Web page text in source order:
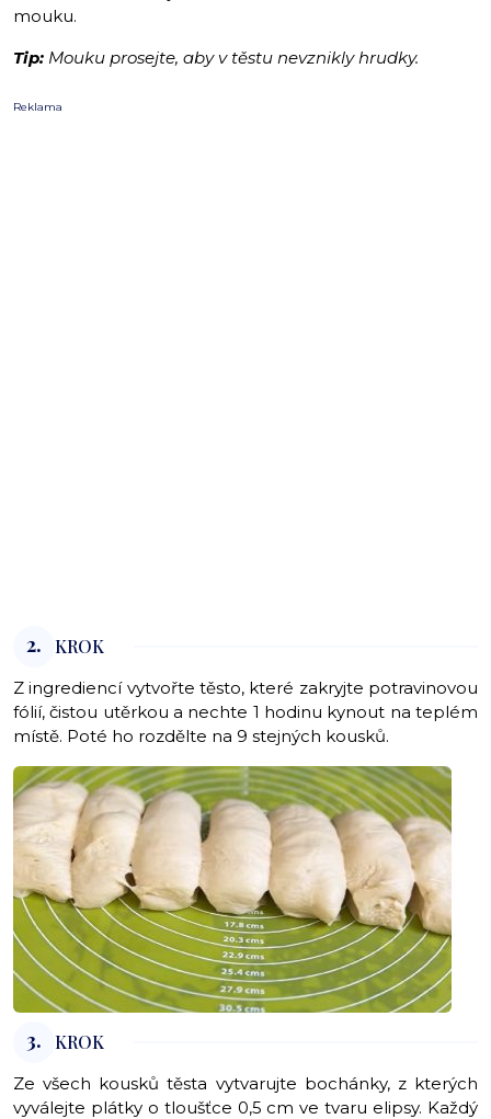
mouku.
Tip: Mouku prosejte, aby v těstu nevznikly hrudky.
Reklama
2. KROK
Z ingrediencí vytvořte těsto, které zakryjte potravinovou
fólií, čistou utěrkou a nechte 1 hodinu kynout na teplém
místě. Poté ho rozdělte na 9 stejných kousků.
3. KROK
Ze všech kousků těsta vytvarujte bochánky, z kterých
vyválejte plátky o tloušťce 0,5 cm ve tvaru elipsy. Každý